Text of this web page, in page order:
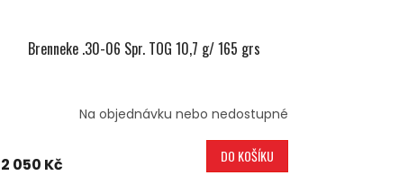
Brenneke .30-06 Spr. TOG 10,7 g/ 165 grs
Na objednávku nebo nedostupné
2 050 Kč DO KOŠÍKU